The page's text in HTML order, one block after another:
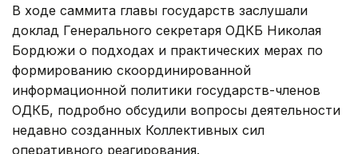
В ходе саммита главы государств заслушали
доклад Генерального секретаря ОДКБ Николая
Бордюжи о подходах и практических мерах по
формированию скоординированной
информационной политики государств-членов
ОДКБ, подробно обсудили вопросы деятельности
недавно созданных Коллективных сил
оперативного реагирования.